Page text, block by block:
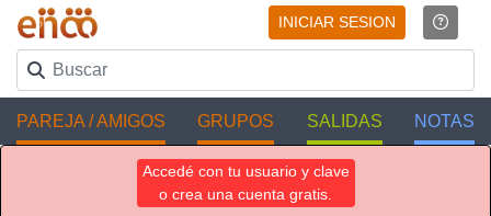
INICIAR SESION
PAREJA / AMIGOS GRUPOS SALIDAS NOTAS
Accedé con tu usuario y clave
o crea una cuenta gratis.